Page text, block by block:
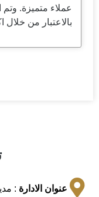
عملاء متميزة.
بالاعتبار من خلال
عنوان الادارة :